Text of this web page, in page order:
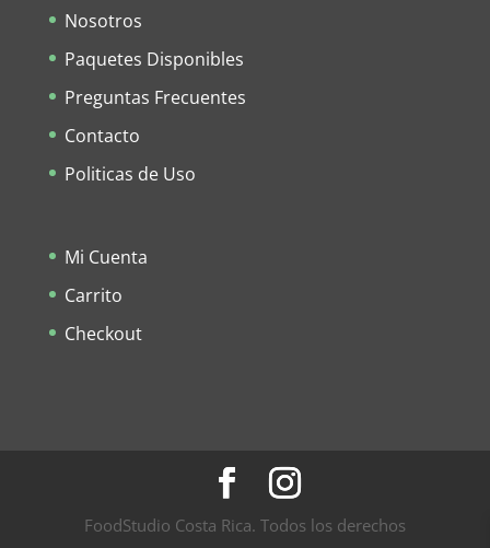
Nosotros
Paquetes Disponibles
Preguntas Frecuentes
Contacto
Politicas de Uso
Mi Cuenta
Carrito
Checkout
FoodStudio Costa Rica. Todos los derechos